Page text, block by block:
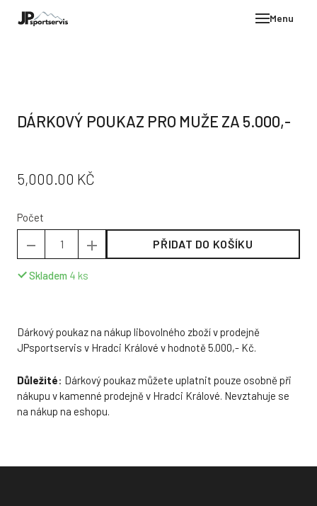
Menu
DÁRKOVÝ POUKAZ PRO MUŽE ZA 5.000,-
CENA:
5,000.00 KČ
Počet
PŘIDAT DO KOŠÍKU
Skladem 4 ks
Dárkový poukaz na nákup libovolného zboží v prodejně
JPsportservis v Hradci Králové v hodnotě 5.000,- Kč.
Důležité: Dárkový poukaz můžete uplatnit pouze osobně při
nákupu v kamenné prodejně v Hradci Králové. Nevztahuje se
na nákup na eshopu.